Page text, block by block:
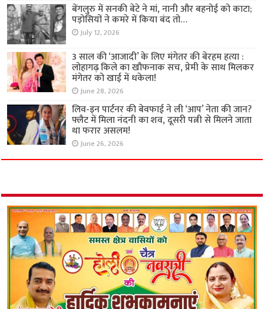
बेंगलुरु में सनकी बेटे ने मां, नानी और बहनोई को काटा;
पड़ोसियों ने कमरे में किया बंद तो…
July 12, 2026
3 साल की ‘आजादी’ के लिए मंगेतर की बेरहम हत्या :
लोहागढ़ किले का खौफनाक सच, प्रेमी के साथ मिलकर
मंगेतर को खाई में धकेला!
June 28, 2026
लिव-इन पार्टनर की बेवफाई ने ली ‘आप’ नेता की जान?
फ्लैट में मिला नंदनी का शव, दूसरी पत्नी से मिलने जाता
था फरार असलम!
June 26, 2026